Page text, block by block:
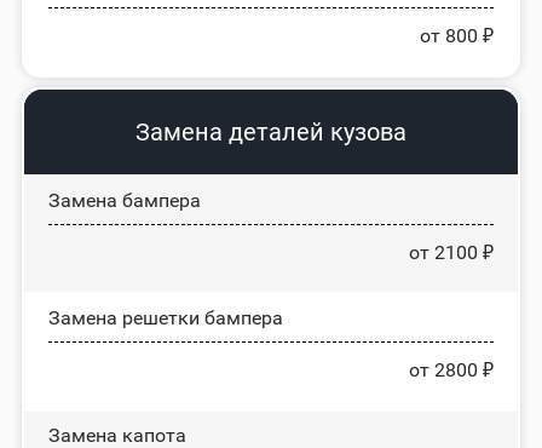
от 800 ₽
Замена деталей кузова
Замена бампера
от 2100 ₽
Замена решетки бампера
от 2800 ₽
Замена капота